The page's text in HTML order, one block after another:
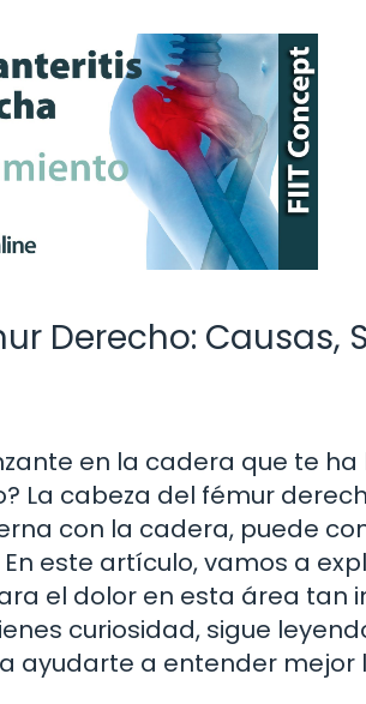
Derecho: Causas,
en la cadera que te
La cabeza del fémur
con la cadera, puede
este artículo, vamos a
el dolor en esta área tan
curiosidad, sigue
ayudarte a entender mejor